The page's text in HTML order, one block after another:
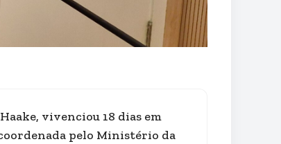
vivenciou 18 dias em
pelo Ministério da